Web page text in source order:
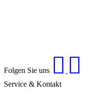
Folgen Sie uns
Service & Kontakt